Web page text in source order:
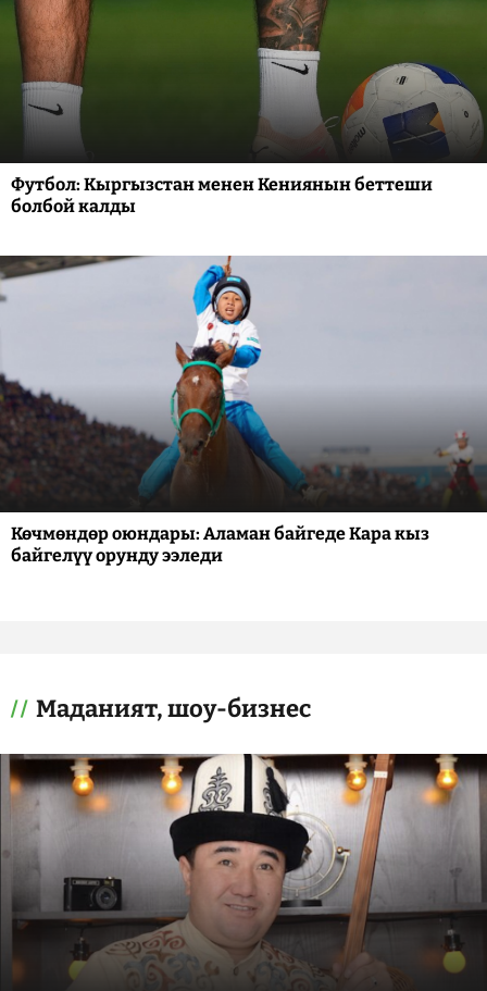
Футбол: Кыргызстан менен Кениянын беттеши
болбой калды
Көчмөндөр оюндары: Аламан байгеде Кара кыз
байгелүү орунду ээледи
Маданият, шоу-бизнес